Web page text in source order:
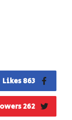
863 Likes
262 Followers